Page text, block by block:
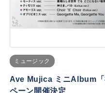
ミュージック
Ave Mujica ミニAlbum「
ペーン開催決定